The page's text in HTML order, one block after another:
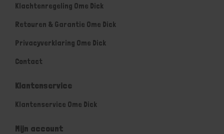
Klachtenregeling Ome Dick
Retouren & Garantie Ome Dick
Privacyverklaring Ome Dick
Contact
Klantenservice
Klantenservice Ome Dick
Mijn account